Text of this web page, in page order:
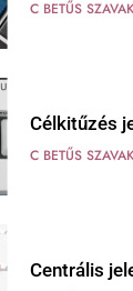
C BETŰS
Célkitűzés
C BETŰS
Centrális